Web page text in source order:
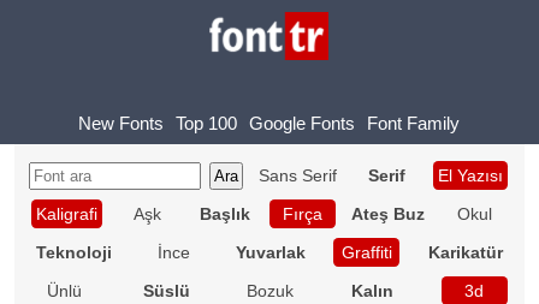
New Fonts Top 100 Google Fonts Font Family
Sans Serif Serif
El Yazısı
Kaligrafi
Aşk Başlık Fırça Ateş Buz
Okul
Teknoloji
İnce Yuvarlak Graffiti
Karikatür
Ünlü
Süslü Bozuk Kalın
3d